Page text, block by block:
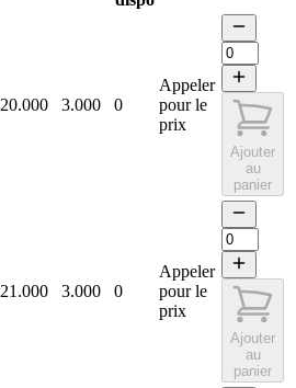
20.000 3.000 0
Appeler
pour le
prix
Ajouter
au
panier
21.000 3.000 0
Appeler
pour le
prix
Ajouter
au
panier